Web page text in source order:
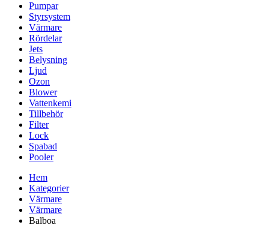
Pumpar
Styrsystem
Värmare
Rördelar
Jets
Belysning
Ljud
Ozon
Blower
Vattenkemi
Tillbehör
Filter
Lock
Spabad
Pooler
Hem
Kategorier
Värmare
Värmare
Balboa